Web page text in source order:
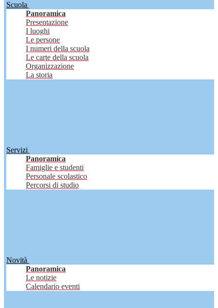
Scuola
Panoramica
Presentazione
I luoghi
Le persone
I numeri della scuola
Le carte della scuola
Organizzazione
La storia
Servizi
Panoramica
Famiglie e studenti
Personale scolastico
Percorsi di studio
Novità
Panoramica
Le notizie
Calendario eventi